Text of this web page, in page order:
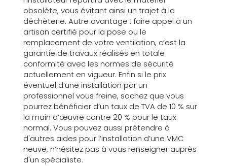
obsolète, vous évitant ainsi un trajet à la
déchèterie. Autre avantage : faire appel à un
artisan certifié pour la pose ou le
remplacement de votre ventilation, c’est la
garantie de travaux réalisés en totale
conformité avec les normes de sécurité
actuellement en vigueur. Enfin si le prix
éventuel d’une installation par un
professionnel vous freine, sachez que vous
pourrez bénéficier d’un taux de TVA de 10 % sur
la main d’œuvre contre 20 % pour le taux
normal. Vous pouvez aussi prétendre à
d'autres aides pour l’installation d’une VMC
neuve, n’hésitez pas à vous renseigner auprès
d'un spécialiste.